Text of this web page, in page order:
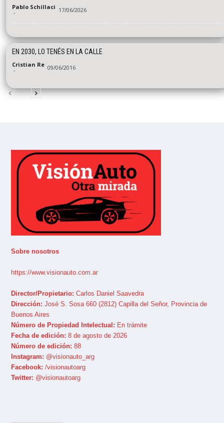
Pablo Schillaci
- 17/06/2026
EN 2030, LO TENÉS EN LA CALLE
Cristian Re
- 09/06/2016
Sobre nosotros
https://www.visionauto.com.ar
Director/Propietario: Carlos Daniel Saavedra
Dirección: José S. Sosa 660 (2812) Capilla del Señor, Provincia de
Buenos Aires
Número de Propiedad Intelectual: En trámite
Fecha de edición: 8 de agosto de 2026
Número de edición: 88
Instagram: @visionauto_arg
Facebook: /visionautoarg
Twitter: @visionautoarg